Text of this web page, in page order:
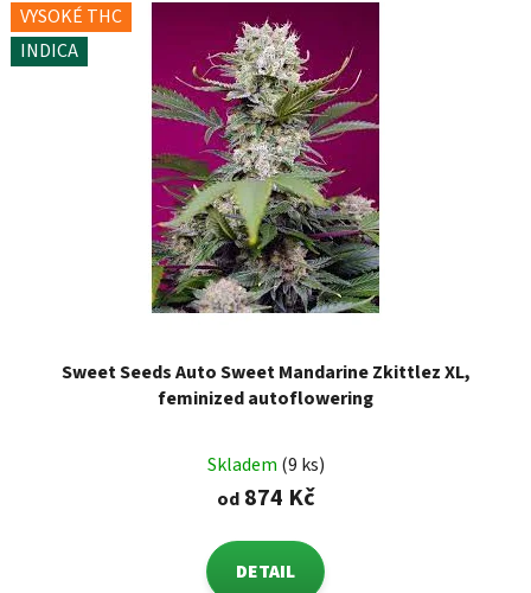
VYSOKÉ THC
INDICA
Sweet Seeds Auto Sweet Mandarine Zkittlez XL,
feminized autoflowering
Skladem (9 ks)
od874 Kč
DETAIL